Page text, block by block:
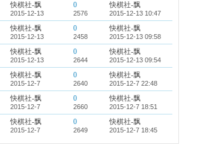
快棋社-飘
2015-12-13
0
2576
快棋社-飘
2015-12-13 10:47
快棋社-飘
2015-12-13
0
2458
快棋社-飘
2015-12-13 09:58
快棋社-飘
2015-12-13
0
2644
快棋社-飘
2015-12-13 09:54
快棋社-飘
2015-12-7
0
2640
快棋社-飘
2015-12-7 22:48
快棋社-飘
2015-12-7
0
2660
快棋社-飘
2015-12-7 18:51
快棋社-飘
2015-12-7
0
2649
快棋社-飘
2015-12-7 18:45